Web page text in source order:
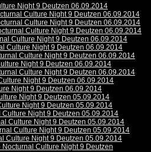
Night 9 Deutzen 06.09.2014
Culture Night 9 Deutzen 06.09.2014
Culture Night 9 Deutzen 06.09.2014
Culture Night 9 Deutzen 06.09.2014
Culture Night 9 Deutzen 06.09.2014
Culture Night 9 Deutzen 06.09.2014
Culture Night 9 Deutzen 06.09.2014
Night 9 Deutzen 06.09.2014
Culture Night 9 Deutzen 06.09.2014
Night 9 Deutzen 06.09.2014
Night 9 Deutzen 06.09.2014
Night 9 Deutzen 05.09.2014
Night 9 Deutzen 05.09.2014
Culture Night 9 Deutzen 05.09.2014
Culture Night 9 Deutzen 05.09.2014
Culture Night 9 Deutzen 05.09.2014
Culture Night 9 Deutzen 05.09.2014
Nocturnal Culture Night 9 Deutzen